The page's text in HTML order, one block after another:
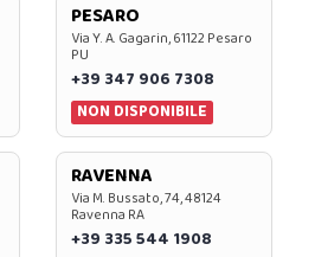
PESARO
Via Y. A. Gagarin, 61122 Pesaro
PU
+39 347 906 7308
NON DISPONIBILE
RAVENNA
Via M. Bussato, 74, 48124
Ravenna RA
+39 335 544 1908